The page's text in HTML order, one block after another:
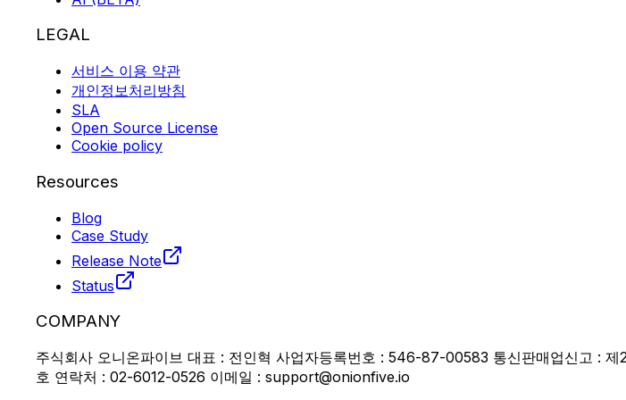
LEGAL
서비스 이용 약관
개인정보처리방침
SLA
Open Source License
Cookie policy
Resources
Blog
Case Study
Release Note
Status
COMPANY
주식회사 오니온파이브 대표 : 전인혁 사업자등록번호 : 546-87-00583 통신판매업신고 :
호 연락처 : 02-6012-0526 이메일 : support@onionfive.io